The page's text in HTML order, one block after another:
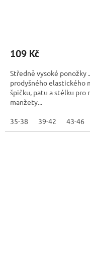
109 Kč
Středně vysoké ponožky
prodyšného elastického
špičku, patu a stélku pro
manžety...
35-38 39-42 43-46